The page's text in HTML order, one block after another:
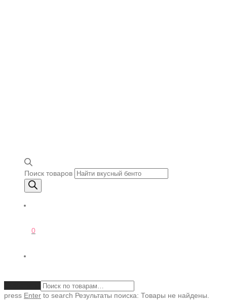
Поиск товаров
0
press Enter to search Результаты поиска: Товары не найдены.